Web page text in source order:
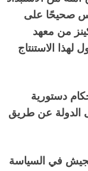
صحيحًا على
من معهد
لهذا الاستنتاج
دستورية
الدولة عن طريق
في السياسة